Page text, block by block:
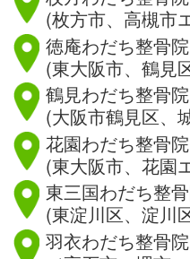
(枚方市、高槻市
徳庵わだち整骨院
(東大阪市、鶴見
鶴見わだち整骨院
(大阪市鶴見区、
花園わだち整骨院
(東大阪市、花園
東三国わだち整
(東淀川区、淀川
羽衣わだち整骨院